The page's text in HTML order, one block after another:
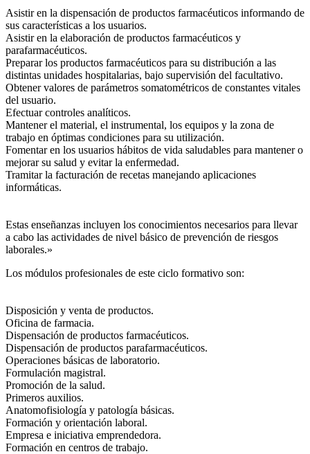
Asistir en la dispensación de productos farmacéuticos informando de
sus características a los usuarios.
Asistir en la elaboración de productos farmacéuticos y
parafarmacéuticos.
Preparar los productos farmacéuticos para su distribución a las
distintas unidades hospitalarias, bajo supervisión del facultativo.
Obtener valores de parámetros somatométricos de constantes vitales
del usuario.
Efectuar controles analíticos.
Mantener el material, el instrumental, los equipos y la zona de
trabajo en óptimas condiciones para su utilización.
Fomentar en los usuarios hábitos de vida saludables para mantener o
mejorar su salud y evitar la enfermedad.
Tramitar la facturación de recetas manejando aplicaciones
informáticas.
Estas enseñanzas incluyen los conocimientos necesarios para llevar
a cabo las actividades de nivel básico de prevención de riesgos
laborales.»
Los módulos profesionales de este ciclo formativo son:
Disposición y venta de productos.
Oficina de farmacia.
Dispensación de productos farmacéuticos.
Dispensación de productos parafarmacéuticos.
Operaciones básicas de laboratorio.
Formulación magistral.
Promoción de la salud.
Primeros auxilios.
Anatomofisiología y patología básicas.
Formación y orientación laboral.
Empresa e iniciativa emprendedora.
Formación en centros de trabajo.